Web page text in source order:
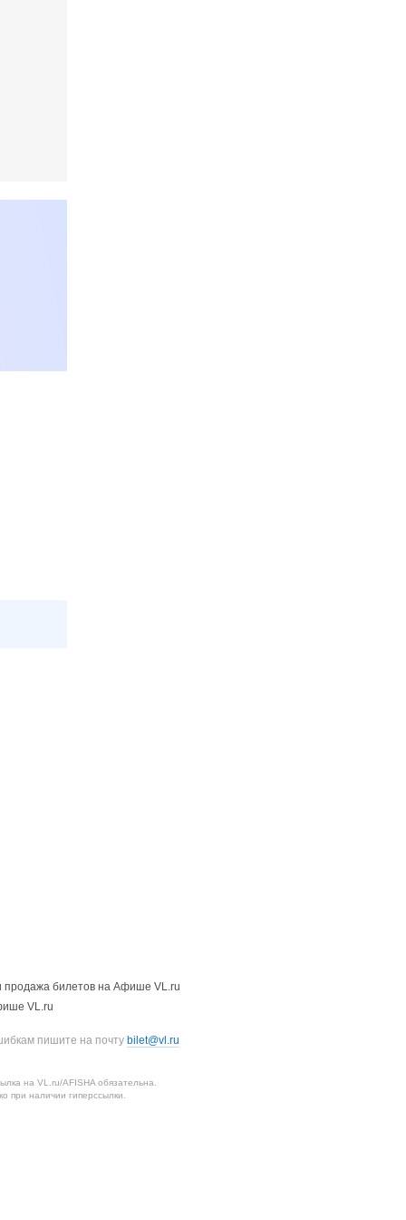
продажа билетов на Афише VL.ru
VL.ru
пишите на почту bilet@vl.ru
на VL.ru/AFISHA обязательна.
при наличии гиперссылки.